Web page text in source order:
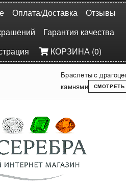
Оплата/Доставка
Отзывы
Гарантия качества
КОРЗИНА (0)
Браслеты с
камнями
СМОТРЕТЬ